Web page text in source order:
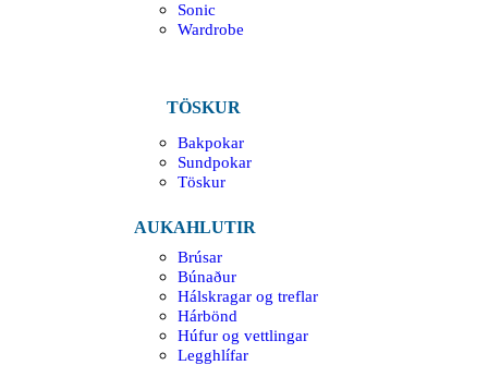
Sonic
Wardrobe
TÖSKUR
Bakpokar
Sundpokar
Töskur
AUKAHLUTIR
Brúsar
Búnaður
Hálskragar og treflar
Hárbönd
Húfur og vettlingar
Legghlífar